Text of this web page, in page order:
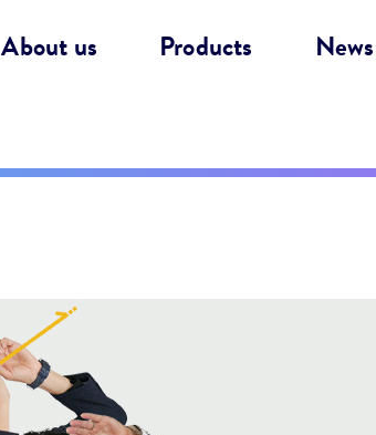
About us Products News